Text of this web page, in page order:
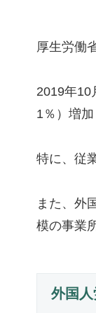
厚生労働
2019年10
1％）増加
特に、従
また、外
模の事業
外国